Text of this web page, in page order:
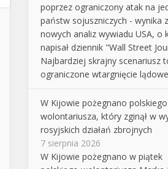
poprzez ograniczony atak na
państw sojuszniczych - wynika z
nowych analiz wywiadu USA, o
napisał dziennik "Wall Street
Najbardziej skrajny scenariusz
ograniczone wtargnięcie
W Kijowie pożegnano polskiego
wolontariusza, który zginął w
rosyjskich działań zbrojnych
7 sierpnia 2026
W Kijowie pożegnano w piątek